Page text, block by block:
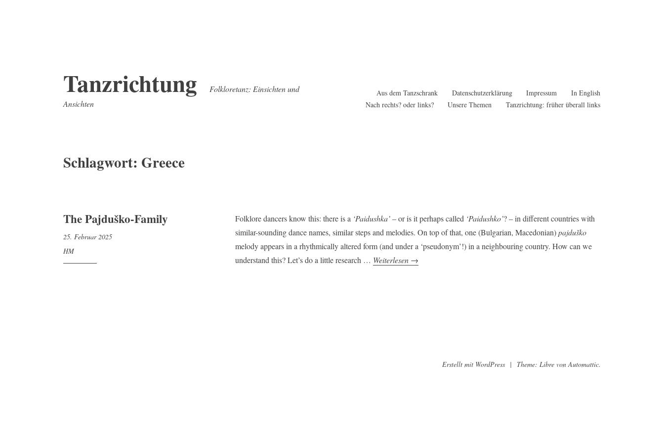
Inhalt
springen
Tanzrichtung
Folkloretanz: Einsichten und
Ansichten
Aus dem Tanzschrank Datenschutzerklärung Impressum
In English
Nach rechts? oder links?
Unsere Themen Tanzrichtung: früher überall links
Schlagwort: Greece
The Pajduško-Family
25. Februar 2025
HM
Folklore dancers know this: there is a ‘Paidushka’– or is it perhaps called ‘Paidushko’? – in different countries with
similar-sounding dance names, similar steps and melodies. On top of that, one (Bulgarian, Macedonian)pajduško
melody appears in a rhythmically altered form (and under a ‘pseudonym’!) in a neighbouring country. How can we
understand this? Let’s do a little research … Weiterlesen „The
→
Erstellt mit WordPress | Theme: Libre vonAutomattic.